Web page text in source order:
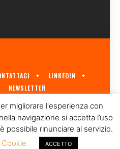
LINKEDIN
NEWSLETTER
SULL'ECONOMIA UNGHERESE
© 2023
migliorare l'esperienza con
navigazione si accetta l’uso
possibile rinunciare al servizio.
ACCETTO